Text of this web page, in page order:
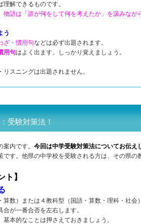
解できるものです。
物語は「誰が何をして何を考えたか」を汲みなが
う
ざ・慣用句などは必ず出題されます。
用句はよく出ます。しっかり覚えましょう。
スニングは出題されません。
受験対策法！
内です。 今回は中学受験対策法についてお伝え
です。他県の中学校を受験される方は、その県
ト】
算数）または４教科型（国語・算数・理科・社会
が一番合否を左右します。
本的なことは押さえておきましょう。